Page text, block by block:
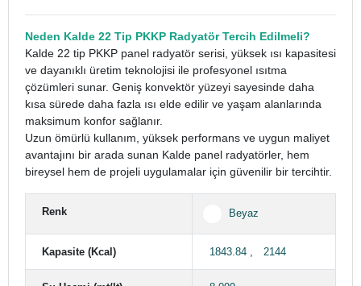
Neden Kalde 22 Tip PKKP Radyatör Tercih Edilmeli?
Kalde 22 tip PKKP panel radyatör serisi, yüksek ısı kapasitesi
ve dayanıklı üretim teknolojisi ile profesyonel ısıtma
çözümleri sunar. Geniş konvektör yüzeyi sayesinde daha
kısa sürede daha fazla ısı elde edilir ve yaşam alanlarında
maksimum konfor sağlanır.
Uzun ömürlü kullanım, yüksek performans ve uygun maliyet
avantajını bir arada sunan Kalde panel radyatörler, hem
bireysel hem de projeli uygulamalar için güvenilir bir tercihtir.
Renk Beyaz
Kapasite (Kcal) 1843.84 , 2144